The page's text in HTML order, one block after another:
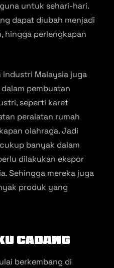
untuk sehari-hari.
dapat diubah menjadi
hingga perlengkapan
industri Malaysia juga
pembuatan
seperti karet
peralatan rumah
olahraga. Jadi
banyak dalam
dilakukan ekspor
Sehingga mereka juga
produk yang
Cadang
berkembang di